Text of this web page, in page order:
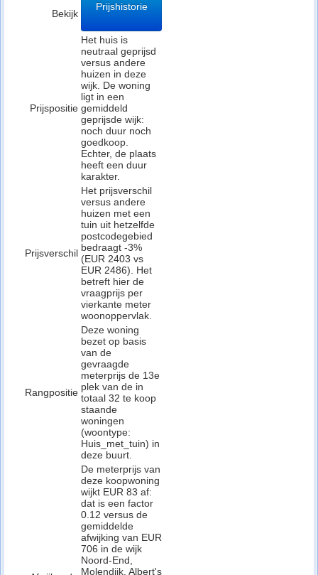
Bekijk
Prijshistorie
Prijspositie
Het huis is
neutraal geprijsd
versus andere
huizen in deze
wijk. De woning
ligt in een
gemiddeld
geprijsde wijk:
noch duur noch
goedkoop.
Echter, de plaats
heeft een duur
karakter.
Prijsverschil
Het prijsverschil
versus andere
huizen met een
tuin uit hetzelfde
postcodegebied
bedraagt -3%
(EUR 2403 vs
EUR 2486). Het
betreft hier de
vraagprijs per
vierkante meter
woonoppervlak.
Rangpositie
Deze woning
bezet op basis
van de
gevraagde
meterprijs de 13e
plek van de in
totaal 32 te koop
staande
woningen
(woontype:
Huis_met_tuin) in
deze buurt.
De meterprijs van
deze koopwoning
wijkt EUR 83 af:
dat is een factor
0.12 versus de
gemiddelde
afwijking van EUR
706 in de wijk
Noord-End,
Molendijk, Albert's